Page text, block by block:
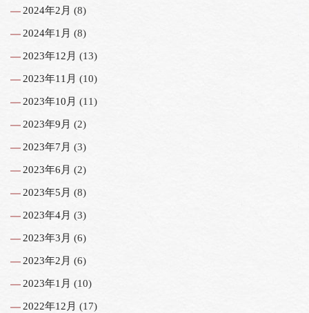
2024年2月 (8)
2024年1月 (8)
2023年12月 (13)
2023年11月 (10)
2023年10月 (11)
2023年9月 (2)
2023年7月 (3)
2023年6月 (2)
2023年5月 (8)
2023年4月 (3)
2023年3月 (6)
2023年2月 (6)
2023年1月 (10)
2022年12月 (17)